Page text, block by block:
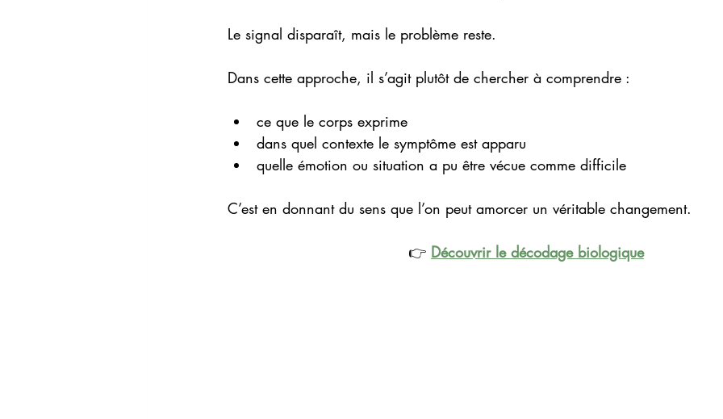
Le signal disparaît, mais le problème reste.
Dans cette approche, il s’agit plutôt de chercher à comprendre :
ce que le corps exprime
dans quel contexte le symptôme est apparu
quelle émotion ou situation a pu être vécue comme difficile
C’est en donnant du sens que l’on peut amorcer un véritable changement.
👉 Découvrir le décodage biologique